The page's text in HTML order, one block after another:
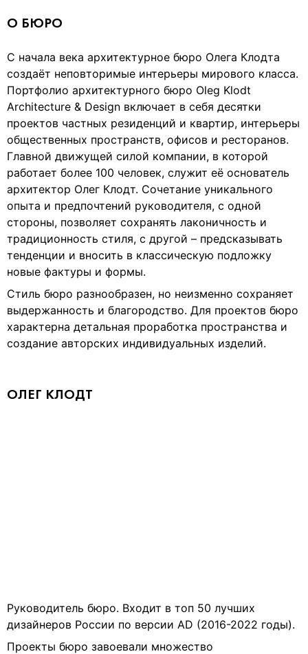
О БЮРО
С начала века архитектурное бюро Олега Клодта
создаёт неповторимые интерьеры мирового класса.
Портфолио архитектурного бюро Oleg Klodt
Architecture & Design включает в себя десятки
проектов частных резиденций и квартир, интерьеры
общественных пространств, офисов и ресторанов.
Главной движущей силой компании, в которой
работает более 100 человек, служит её основатель
архитектор Олег Клодт. Сочетание уникального
опыта и предпочтений руководителя, с одной
стороны, позволяет сохранять лаконичность и
традиционность стиля, с другой – предсказывать
тенденции и вносить в классическую подложку
новые фактуры и формы.
Стиль бюро разнообразен, но неизменно сохраняет
выдержанность и благородство. Для проектов бюро
характерна детальная проработка пространства и
создание авторских индивидуальных изделий.
ОЛЕГ КЛОДТ
Руководитель бюро. Входит в топ 50 лучших
дизайнеров России по версии AD (2016-2022 годы).
Проекты бюро завоевали множество